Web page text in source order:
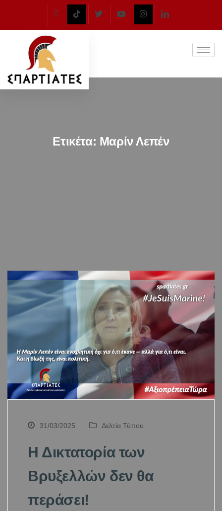
Ετικέτα: Μαρίν Λεπέν
31/03/2025 Δελτία Τύπου
Η Δικτατορία των
Βρυξελλών δεν θα
περάσει!